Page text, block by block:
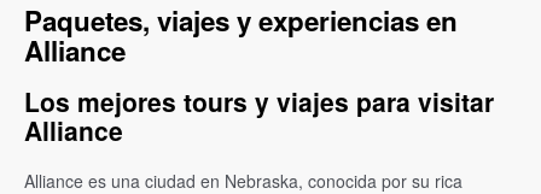
Paquetes, viajes y experiencias en
Alliance
Los mejores tours y viajes para visitar
Alliance
Alliance es una ciudad en Nebraska, conocida por su rica